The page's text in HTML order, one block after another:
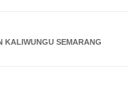
KALIWUNGU SEMARANG